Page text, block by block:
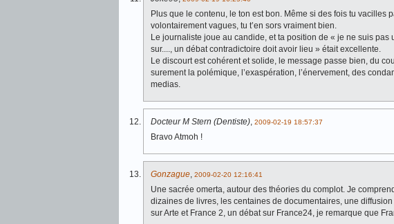
Plus que le contenu, le ton est bon. Même si des fois tu
volontairement vagues, tu t’en sors vraiment bien.
Le journaliste joue au candide, et ta position de « je ne suis
sur...., un débat contradictoire doit avoir lieu » était excellente.
Le discourt est cohérent et solide, le message passe bien, du
surement la polémique, l’exaspération, l’énervement, des
medias.
Docteur M Stern (Dentiste), 2009-02-19 18:57:37
Bravo Atmoh !
Gonzague, 2009-02-20 12:16:41
Une sacrée omerta, autour des théories du complot. Je
dizaines de livres, les centaines de documentaires, une
sur Arte et France 2, un débat sur France24, je remarque que